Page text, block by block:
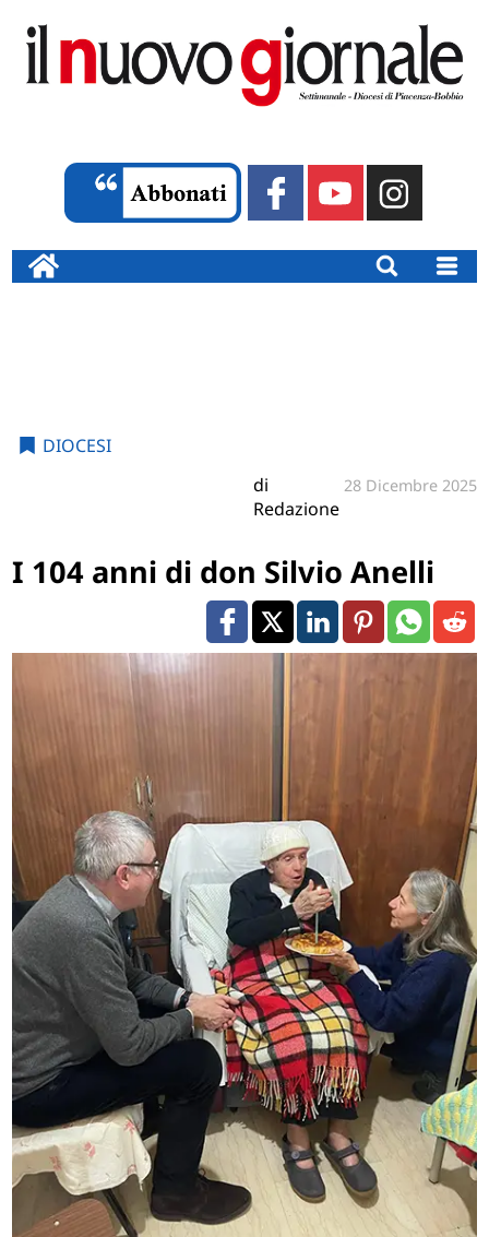
DIOCESI
di
Redazione
28 Dicembre 2025
I 104 anni di don Silvio Anelli